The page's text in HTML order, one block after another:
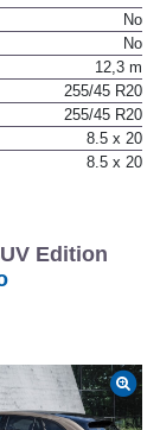
No
No
12,3 m
255/45 R20
255/45 R20
8.5 x 20
Edition